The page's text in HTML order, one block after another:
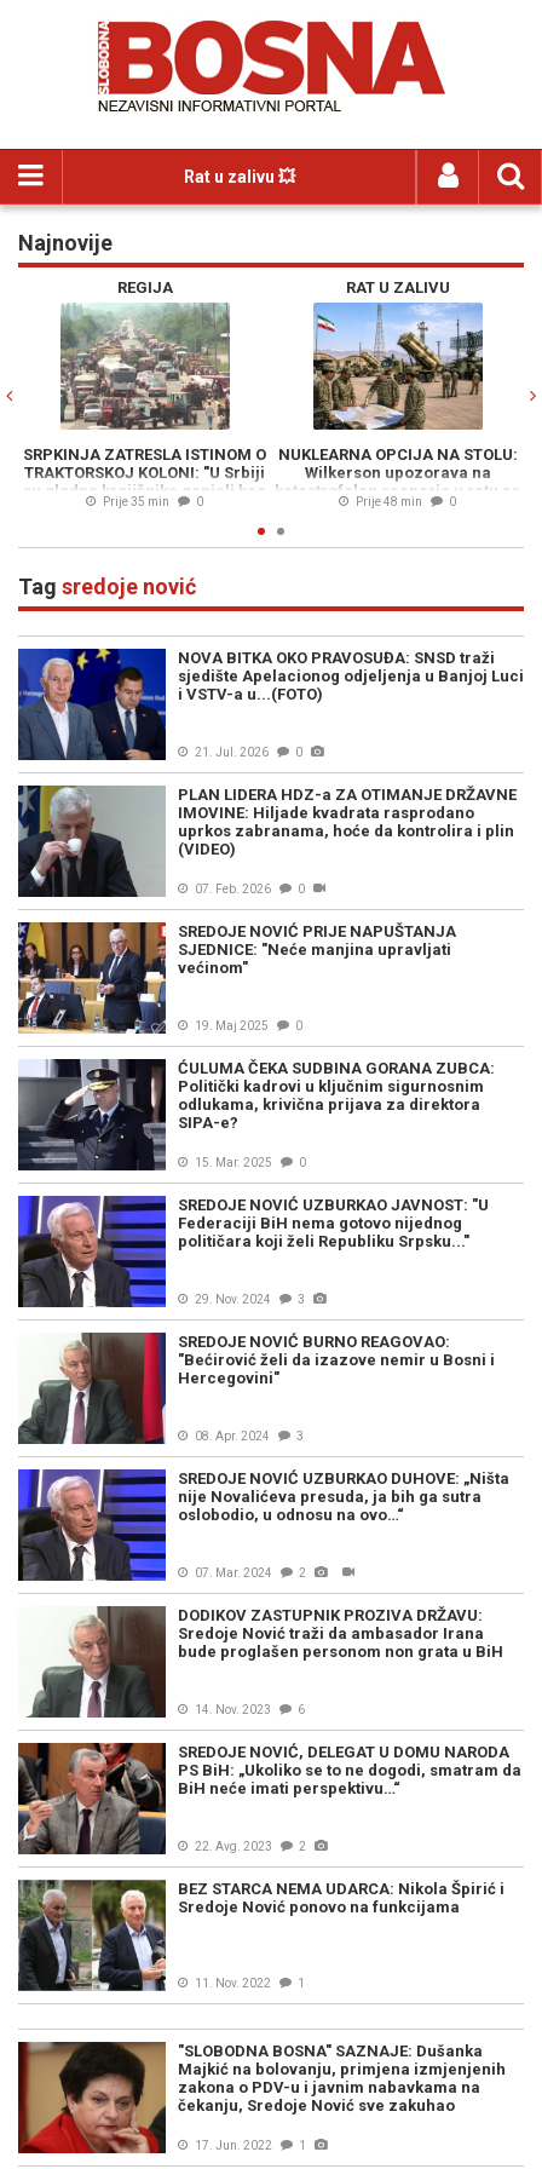
Rat u zalivu 💥
Najnovije
REGIJA
SRPKINJA ZATRESLA ISTINOM O
TRAKTORSKOJ KOLONI: "U Srbiji
su gladne krajišnike ganjali kao
divljač"
Prije 35 min 0
RAT U ZALIVU
NUKLEARNA OPCIJA NA STOLU:
Wilkerson upozorava na
katastrofalan scenario u ratu sa
Iranom
Prije 48 min 0
Tag sredoje nović
NOVA BITKA OKO PRAVOSUĐA: SNSD traži
sjedište Apelacionog odjeljenja u Banjoj Luci
i VSTV-a u...(FOTO)
21. Jul. 2026 0
PLAN LIDERA HDZ-a ZA OTIMANJE DRŽAVNE
IMOVINE: Hiljade kvadrata rasprodano
uprkos zabranama, hoće da kontrolira i plin
(VIDEO)
07. Feb. 2026 0
SREDOJE NOVIĆ PRIJE NAPUŠTANJA
SJEDNICE: "Neće manjina upravljati
većinom"
19. Maj 2025 0
ĆULUMA ČEKA SUDBINA GORANA ZUBCA:
Politički kadrovi u ključnim sigurnosnim
odlukama, krivična prijava za direktora
SIPA-e?
15. Mar. 2025 0
SREDOJE NOVIĆ UZBURKAO JAVNOST: "U
Federaciji BiH nema gotovo nijednog
političara koji želi Republiku Srpsku..."
29. Nov. 2024 3
SREDOJE NOVIĆ BURNO REAGOVAO:
"Bećirović želi da izazove nemir u Bosni i
Hercegovini"
08. Apr. 2024 3
SREDOJE NOVIĆ UZBURKAO DUHOVE: „Ništa
nije Novalićeva presuda, ja bih ga sutra
oslobodio, u odnosu na ovo…“
07. Mar. 2024 2
DODIKOV ZASTUPNIK PROZIVA DRŽAVU:
Sredoje Nović traži da ambasador Irana
bude proglašen personom non grata u BiH
14. Nov. 2023 6
SREDOJE NOVIĆ, DELEGAT U DOMU NARODA
PS BiH: „Ukoliko se to ne dogodi, smatram da
BiH neće imati perspektivu…“
22. Avg. 2023 2
BEZ STARCA NEMA UDARCA: Nikola Špirić i
Sredoje Nović ponovo na funkcijama
11. Nov. 2022 1
"SLOBODNA BOSNA" SAZNAJE: Dušanka
Majkić na bolovanju, primjena izmjenjenih
zakona o PDV-u i javnim nabavkama na
čekanju, Sredoje Nović sve zakuhao
17. Jun. 2022 1